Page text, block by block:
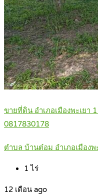
ขายที่ดิน อำเภอเมืองพะเยา
0817830178
ตำบล บ้านต๋อม อำเภอเมืองพ
1 ไร่
12 เดือน ago